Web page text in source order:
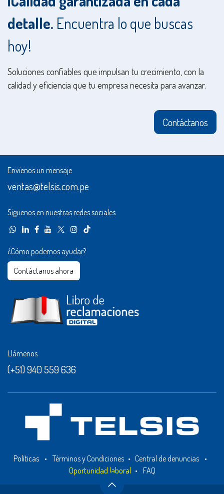
detalle. Encuentra lo que buscas
hoy!
Soluciones confiables que impulsan tu crecimiento, con la
calidad y eficiencia que tu empresa necesita para avanzar.
Contáctanos
Envíenos un mensaje
ventas@telsis.com.pe
Síguenos en nuestras redes sociales
¿Cómo podemos ayudar?
Contáctanos ahora​​
Llámenos
(+51) 940 559 636
Políticas • Términos y Condiciones • Central de denuncias
•
Oportunidad laboral • FAQ